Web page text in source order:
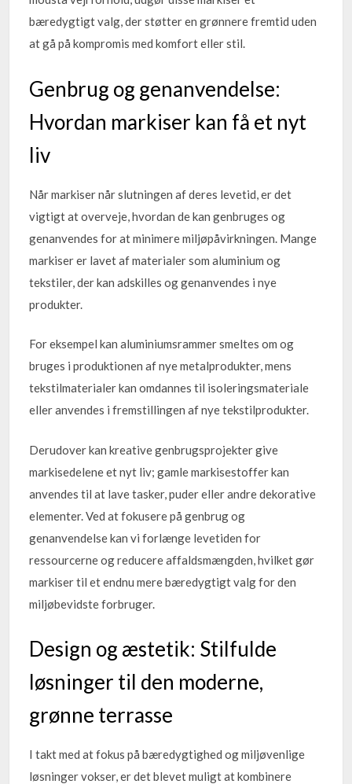
bæredygtigt valg, der støtter en grønnere fremtid uden
at gå på kompromis med komfort eller stil.
Genbrug og genanvendelse:
Hvordan markiser kan få et nyt
liv
Når markiser når slutningen af deres levetid, er det
vigtigt at overveje, hvordan de kan genbruges og
genanvendes for at minimere miljøpåvirkningen. Mange
markiser er lavet af materialer som aluminium og
tekstiler, der kan adskilles og genanvendes i nye
produkter.
For eksempel kan aluminiumsrammer smeltes om og
bruges i produktionen af nye metalprodukter, mens
tekstilmaterialer kan omdannes til isoleringsmateriale
eller anvendes i fremstillingen af nye tekstilprodukter.
Derudover kan kreative genbrugsprojekter give
markisedelene et nyt liv; gamle markisestoffer kan
anvendes til at lave tasker, puder eller andre dekorative
elementer. Ved at fokusere på genbrug og
genanvendelse kan vi forlænge levetiden for
ressourcerne og reducere affaldsmængden, hvilket gør
markiser til et endnu mere bæredygtigt valg for den
miljøbevidste forbruger.
Design og æstetik: Stilfulde
løsninger til den moderne,
grønne terrasse
I takt med at fokus på bæredygtighed og miljøvenlige
løsninger vokser, er det blevet muligt at kombinere